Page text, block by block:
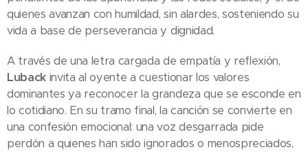
quienes avanzan con humildad, sin alardes, sosteniendo su
vida a base de perseverancia y dignidad.
A través de una letra cargada de empatía y reflexión,
Luback invita al oyente a cuestionar los valores
dominantes ya reconocer la grandeza que se esconde en
lo cotidiano. En su tramo final, la canción se convierte en
una confesión emocional: una voz desgarrada pide
perdón a quienes han sido ignorados o menospreciados,